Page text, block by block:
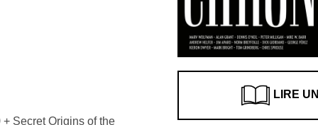
Secret Origins of the
LIRE